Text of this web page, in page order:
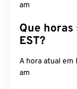
am
Que horas
EST?
A hora atual em
am